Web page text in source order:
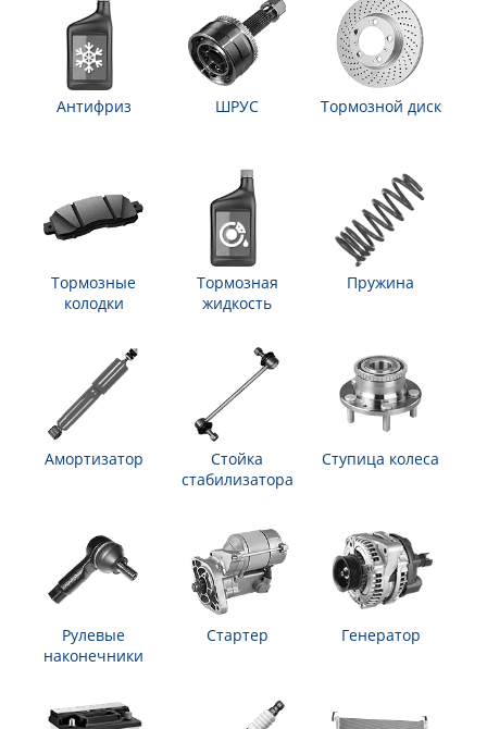
Антифриз ШРУС Тормозной диск
Тормозные
колодки
Тормозная
жидкость
Пружина
Амортизатор
Стойка
стабилизатора
Ступица колеса
Рулевые
наконечники
Стартер Генератор